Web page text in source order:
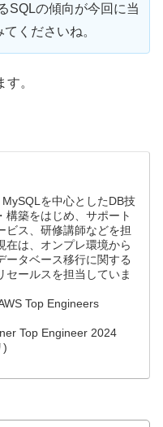
SQLの傾向が今回に当
くださいね。
。
を中心としたDB技
構築をはじめ、サポート
ビス、研修講師などを担
在は、オンプレ環境から
ータベース移行に関する
セールスを担当していま
Top Engineers
Top Engineer 2024
)